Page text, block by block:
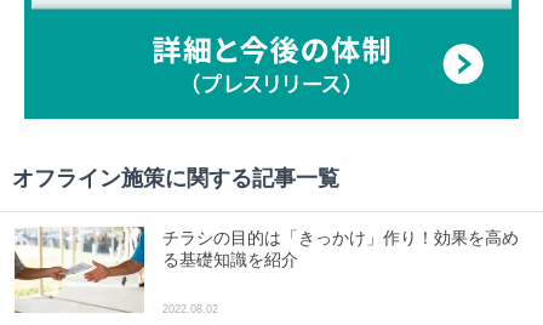
オフライン施策に関する記事一覧
チラシの目的は「きっかけ」作り！効果を高め
る基礎知識を紹介
2022.08.02